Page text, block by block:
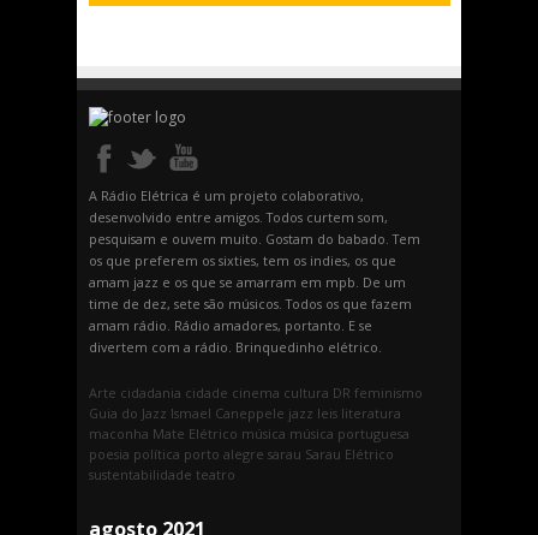
A Rádio Elétrica é um projeto colaborativo,
desenvolvido entre amigos. Todos curtem som,
pesquisam e ouvem muito. Gostam do babado. Tem
os que preferem os sixties, tem os indies, os que
amam jazz e os que se amarram em mpb. De um
time de dez, sete são músicos. Todos os que fazem
amam rádio. Rádio amadores, portanto. E se
divertem com a rádio. Brinquedinho elétrico.
Arte cidadania cidade cinema cultura DR feminismo
Guia do Jazz Ismael Caneppele jazz leis literatura
maconha Mate Elétrico música música portuguesa
poesia política porto alegre sarau Sarau Elétrico
sustentabilidade teatro
agosto 2021